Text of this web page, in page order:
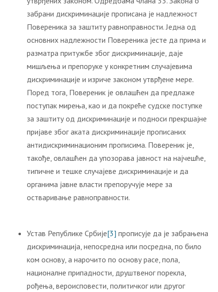
забрани дискриминације прописана је надлежност
Повереника за заштиту равноправности. Једна од
основних надлежности Повереника јесте да прима и
разматра притужбе због дискриминације, даје
мишљења и препоруке у конкретним случајевима
дискриминације и изриче законом утврђене мере.
Поред тога, Повереник је овлашћен да предлаже
поступак мирења, као и да покреће судске поступке
за заштиту од дискриминације и подноси прекршајне
пријаве због аката дискриминације прописаних
антидискриминационим прописима. Повереник је,
такође, овлашћен да упозорава јавност на најчешће,
типичне и тешке случајеве дискриминације и да
органима јавне власти препоручује мере за
остваривање равноправности.
Устав Републике Србије[3] прописује да је забрањена
дискриминација, непосредна или посредна, по било
ком основу, а нарочито по основу расе, пола,
националне припадности, друштвеног порекла,
рођења, вероисповести, политичког или другог